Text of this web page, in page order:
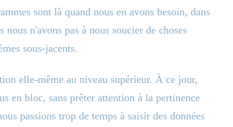
sont là quand nous en avons besoin, dans
n'avons pas à nous soucier de choses
sous-jacents.
elle-même au niveau supérieur. À ce jour,
en bloc, sans prêter attention à la pertinence
passions trop de temps à saisir des données